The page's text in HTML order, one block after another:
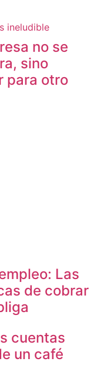
no se
sino
para otro
Las
de cobrar
cuentas
un café